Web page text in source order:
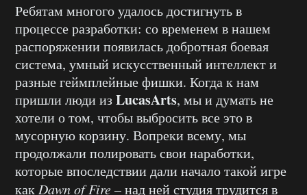
Ребятам многого удалось достигнуть в
процессе разработки: со временем в нашем
распоряжении появилась добротная боевая
система, умный искусственный интеллект и
разные геймплейные фишки. Когда к нам
пришли люди изLucasArts, мы и думать не
хотели о том, чтобы выбросить все это в
мусорную корзину. Вопреки всему, мы
продолжали полировать свои наработки,
которые впоследствии дали начало такой игре
как Dawn of Fire– над ней студия трудится в